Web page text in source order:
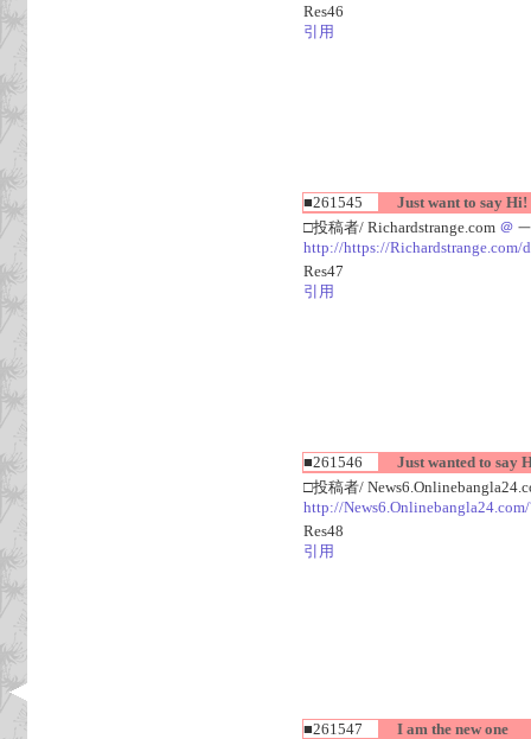
Res46
引用
■261545
Just want to say Hi!
□投稿者/ Richardstrange.com ＠
http://https://Richardstrange.com/
Res47
引用
■261546
Just wanted to say
□投稿者/
http://
Res48
引用
■261547
I am the new one